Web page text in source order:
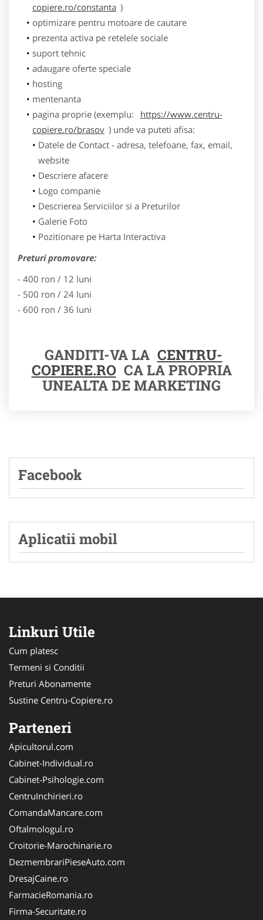
copiere.ro/constanta )
optimizare pentru motoare de cautare
prezenta activa pe retelele sociale
suport tehnic
adaugare oferte speciale
hosting
mentenanta
pagina proprie (exemplu:
https://www.centru-
copiere.ro/brasov ) unde va puteti afisa:
Datele de Contact - adresa, telefoane, fax, email,
website
Descriere afacere
Logo companie
Descrierea Serviciilor si a Preturilor
Galerie Foto
Pozitionare pe Harta Interactiva
Preturi promovare:
- 400 ron / 12 luni
- 500 ron / 24 luni
- 600 ron / 36 luni
GANDITI-VA LA CENTRU-
COPIERE.RO CA LA PROPRIA
UNEALTA DE MARKETING
Facebook
Aplicatii mobil
Linkuri Utile
Cum platesc
Termeni si Conditii
Preturi Abonamente
Sustine Centru-Copiere.ro
Parteneri
Apicultorul.com
Cabinet-Individual.ro
Cabinet-Psihologie.com
CentruInchirieri.ro
ComandaMancare.com
Oftalmologul.ro
Croitorie-Marochinarie.ro
DezmembrariPieseAuto.com
DresajCaine.ro
FarmacieRomania.ro
Firma-Securitate.ro